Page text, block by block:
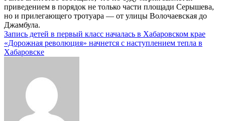
приведением в порядок не только части площади Серышева,
но и прилегающего тротуара — от улицы Волочаевская до
Джамбула.
Навигация
по
Запись детей в первый класс началась в Хабаровском крае
«Дорожная революция» начнется с наступлением тепла в
Хабаровске